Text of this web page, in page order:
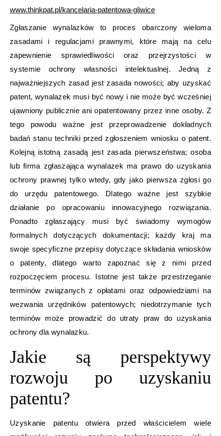
www.thinkpat.pl/kancelaria-patentowa-gliwice
Zgłaszanie wynalazków to proces obarczony wieloma
zasadami i regulacjami prawnymi, które mają na celu
zapewnienie sprawiedliwości oraz przejrzystości w
systemie ochrony własności intelektualnej. Jedną z
najważniejszych zasad jest zasada nowości; aby uzyskać
patent, wynalazek musi być nowy i nie może być wcześniej
ujawniony publicznie ani opatentowany przez inne osoby. Z
tego powodu ważne jest przeprowadzenie dokładnych
badań stanu techniki przed zgłoszeniem wniosku o patent.
Kolejną istotną zasadą jest zasada pierwszeństwa; osoba
lub firma zgłaszająca wynalazek ma prawo do uzyskania
ochrony prawnej tylko wtedy, gdy jako pierwsza zgłosi go
do urzędu patentowego. Dlatego ważne jest szybkie
działanie po opracowaniu innowacyjnego rozwiązania.
Ponadto zgłaszający musi być świadomy wymogów
formalnych dotyczących dokumentacji; każdy kraj ma
swoje specyficzne przepisy dotyczące składania wniosków
o patenty, dlatego warto zapoznać się z nimi przed
rozpoczęciem procesu. Istotne jest także przestrzeganie
terminów związanych z opłatami oraz odpowiedziami na
wezwania urzędników patentowych; niedotrzymanie tych
terminów może prowadzić do utraty praw do uzyskania
ochrony dla wynalazku.
Jakie są perspektywy
rozwoju po uzyskaniu
patentu?
Uzyskanie patentu otwiera przed właścicielem wiele